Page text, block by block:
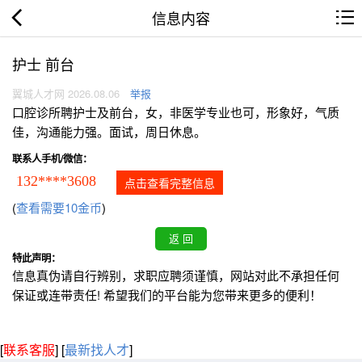
信息内容
护士 前台
翼城人才网 2026.08.06 举报
口腔诊所聘护士及前台，女，非医学专业也可，形象好，气质
佳，沟通能力强。面试，周日休息。
联系人手机/微信：
132****3608 点击查看完整信息
(查看需要10金币)
特此声明：
信息真伪请自行辨别，求职应聘须谨慎，网站对此不承担任何
保证或连带责任! 希望我们的平台能为您带来更多的便利！
[联系客服] [最新找人才]